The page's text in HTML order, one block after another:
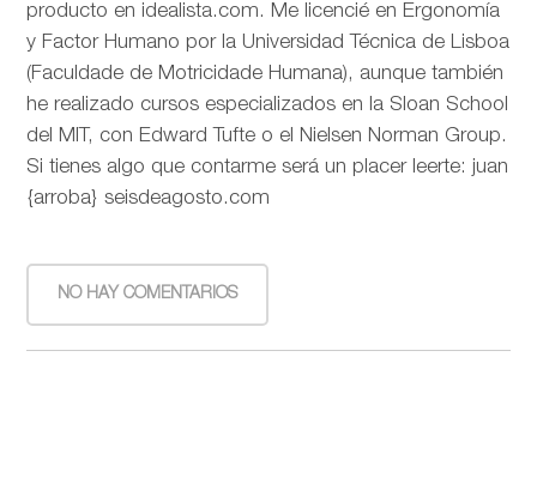
producto en idealista.com. Me licencié en Ergonomía
y Factor Humano por la Universidad Técnica de Lisboa
(Faculdade de Motricidade Humana), aunque también
he realizado cursos especializados en la Sloan School
del MIT, con Edward Tufte o el Nielsen Norman Group.
Si tienes algo que contarme será un placer leerte: juan
{arroba} seisdeagosto.com
NO HAY COMENTARIOS